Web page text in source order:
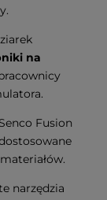
na
Fusion
narzędzia